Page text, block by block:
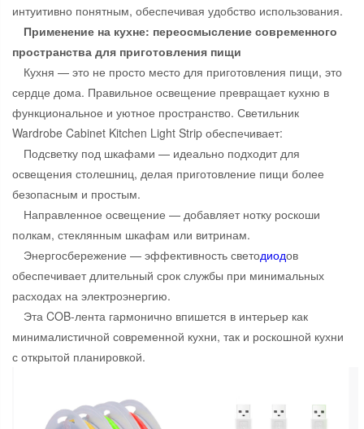
интуитивно понятным, обеспечивая удобство использования.
Применение на кухне: переосмысление современного
пространства для приготовления пищи
Кухня — это не просто место для приготовления пищи, это
сердце дома. Правильное освещение превращает кухню в
функциональное и уютное пространство. Светильник
Wardrobe Cabinet Kitchen Light Strip обеспечивает:
Подсветку под шкафами — идеально подходит для
освещения столешниц, делая приготовление пищи более
безопасным и простым.
Направленное освещение — добавляет нотку роскоши
полкам, стеклянным шкафам или витринам.
Энергосбережение — эффективность светодиодов
обеспечивает длительный срок службы при минимальных
расходах на электроэнергию.
Эта COB-лента гармонично впишется в интерьер как
минималистичной современной кухни, так и роскошной кухни
с открытой планировкой.